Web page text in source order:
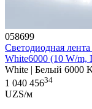
058699
Светодиодная
White6000 (10 W/m,
White | Белый 6000
1 040 45634
UZS/м